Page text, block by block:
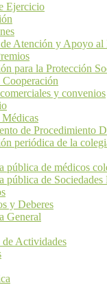
Ejercicio
Atención y Apoyo
para la Protección
Cooperación
y convenios
Médicas
de Procedimiento
periódica de la
pública de médicos
pública de Sociedades
y Deberes
General
de Actividades